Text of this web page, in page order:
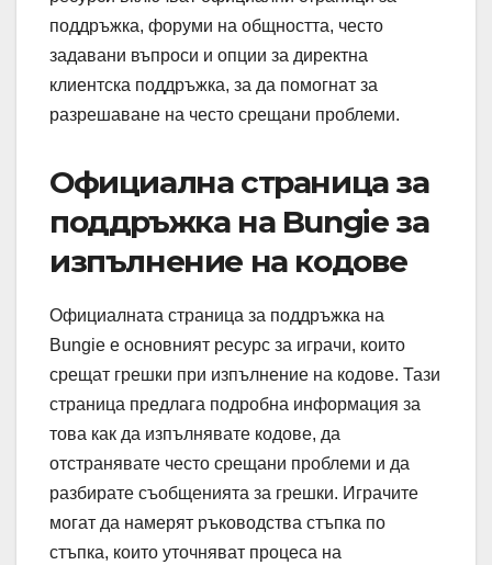
поддръжка, форуми на общността, често
задавани въпроси и опции за директна
клиентска поддръжка, за да помогнат за
разрешаване на често срещани проблеми.
Официална страница за
поддръжка на Bungie за
изпълнение на кодове
Официалната страница за поддръжка на
Bungie е основният ресурс за играчи, които
срещат грешки при изпълнение на кодове. Тази
страница предлага подробна информация за
това как да изпълнявате кодове, да
отстранявате често срещани проблеми и да
разбирате съобщенията за грешки. Играчите
могат да намерят ръководства стъпка по
стъпка, които уточняват процеса на